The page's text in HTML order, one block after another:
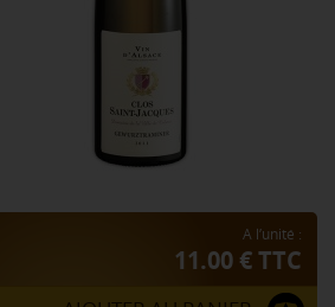
A l’unité :
11.00 € TTC